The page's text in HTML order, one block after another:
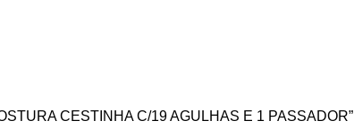
CESTINHA C/19 AGULHAS E 1 PASSADOR”